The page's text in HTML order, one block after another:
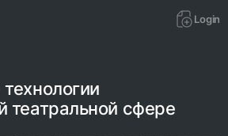
Login
театральной сфере